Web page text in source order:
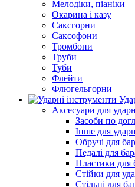
Мелодіки, піаніки
Окарина і казу
Саксгорни
Саксофони
Тромбони
Труби
Туби
Флейти
Флюгельгорни
Аксесуари для
Засоби по
Інше для
Обручі для
Педалі для
Пластики для
Стійки для
Стільці для